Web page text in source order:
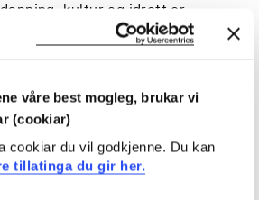
våre best mogleg, brukar vi
(cookiar)
cookiar du vil godkjenne. Du kan
tillatinga du gir her.
kultur og idrett er
namnsette. Arbeidet med namn
beskriving for den faglege